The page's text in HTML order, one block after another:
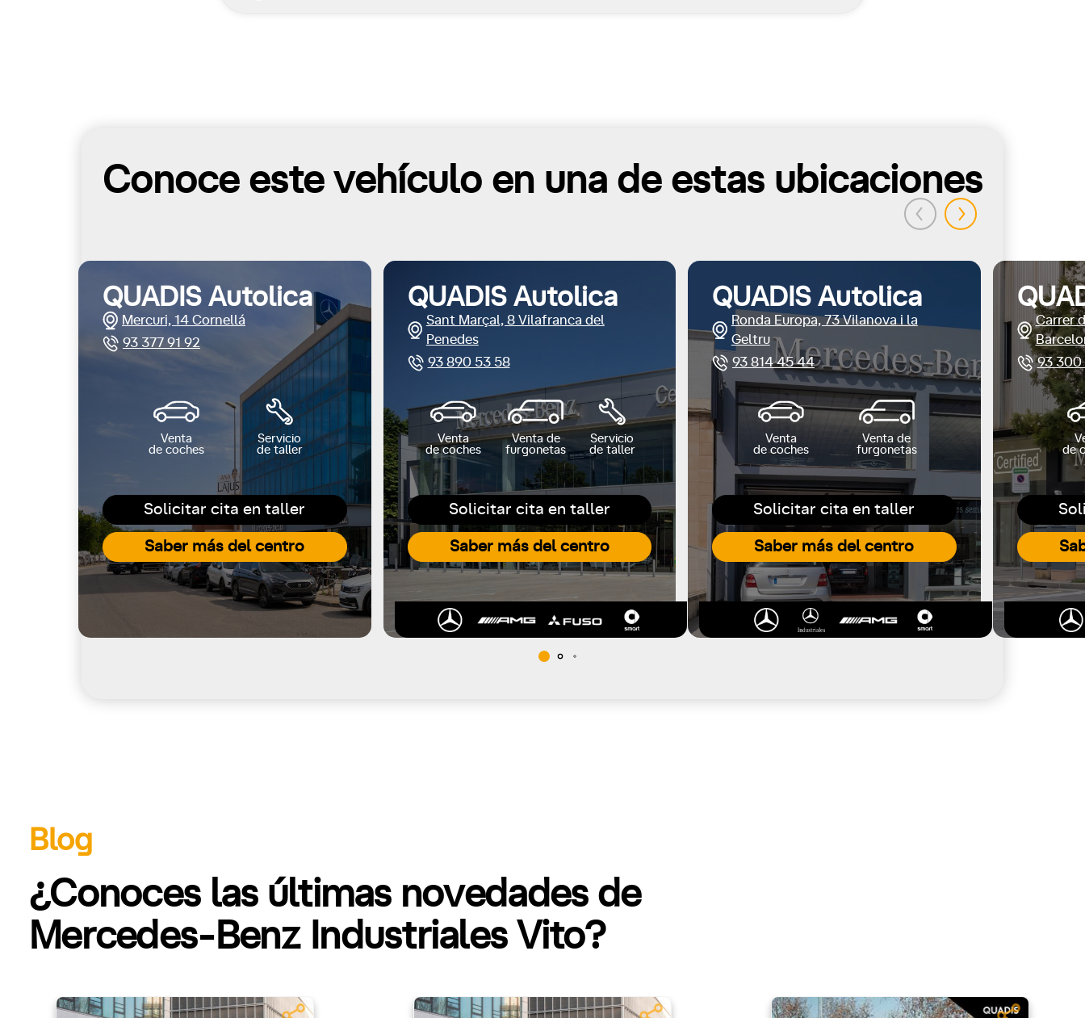
Conoce este vehículo en una de estas ubicaciones
Solicitar cita en taller
Saber más del centro
QUADIS Autolica
Mercuri, 14 Cornellá
93 377 91 92
Venta
de coches
Servicio
de taller
Solicitar cita en taller
Saber más del centro
QUADIS Autolica
Sant Marçal, 8 Vilafranca del
Penedes
93 890 53 58
Venta
de coches
Venta de
furgonetas
Servicio
de taller
Solicitar cita en taller
Saber más del centro
QUADIS Autolica
Ronda Europa, 73 Vilanova i la
Geltru
93 814 45 44
Venta
de coches
Venta de
furgonetas
Carrer
93 300
de
Blog
¿Conoces las últimas novedades de
Mercedes-Benz Industriales Vito?